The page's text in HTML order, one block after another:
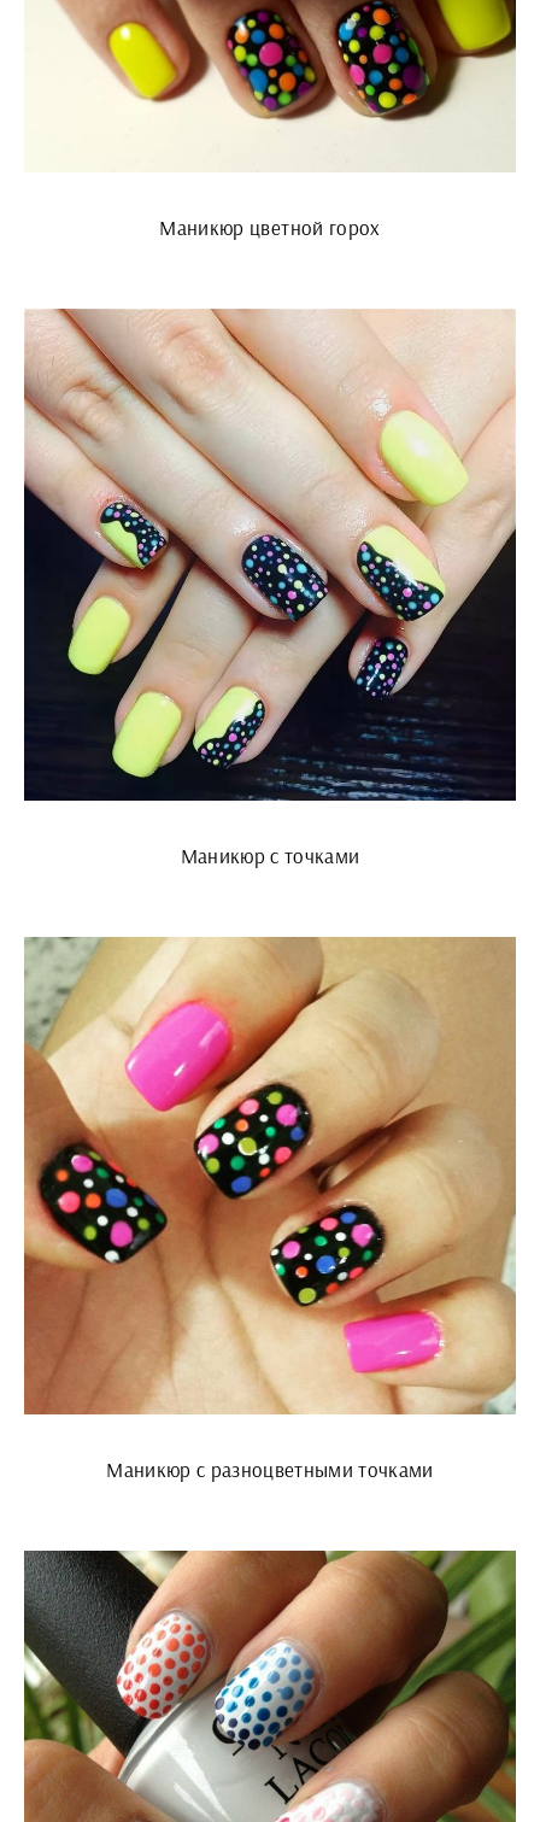
Маникюр цветной горох
Маникюр с точками
Маникюр с разноцветными точками